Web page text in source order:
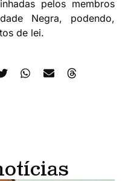
pelos membros
Negra, podendo,
de lei.